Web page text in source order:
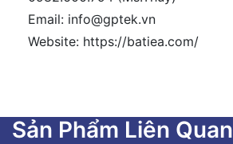
Email: info@gptek.vn
Website: https://batiea.com/
Sản Phẩm Liên Quan